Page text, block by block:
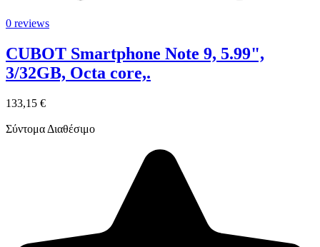
0 reviews
CUBOT Smartphone Note 9, 5.99",
3/32GB, Octa core,.
133,15 €
Σύντομα Διαθέσιμο